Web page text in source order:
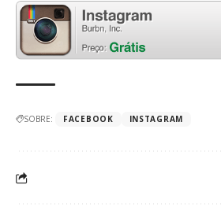
SOBRE: FACEBOOK INSTAGRAM